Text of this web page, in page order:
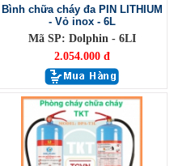
Bình chữa cháy đa PIN LITHIUM
- Vỏ inox - 6L
Mã SP: Dolphin - 6LI
2.054.000 đ